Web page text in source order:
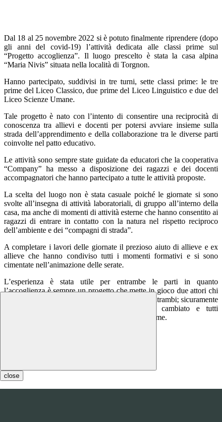
close
Dal 18 al 25 novembre 2022 si è potuto finalmente riprendere (dopo
gli anni del covid-19) l’attività dedicata alle classi prime sul
“Progetto accoglienza”. Il luogo prescelto è stata la casa alpina
“Maria Nivis” situata nella località di Torgnon.
Hanno partecipato, suddivisi in tre turni, sette classi prime: le tre
prime del Liceo Classico, due prime del Liceo Linguistico e due del
Liceo Scienze Umane.
Tale progetto è nato con l’intento di consentire una reciprocità di
conoscenza tra allievi e docenti per potersi avviare insieme sulla
strada dell’apprendimento e della collaborazione tra le diverse parti
coinvolte nel patto educativo.
Le attività sono sempre state guidate da educatori che la cooperativa
“Company” ha messo a disposizione dei ragazzi e dei docenti
accompagnatori che hanno partecipato a tutte le attività proposte.
La scelta del luogo non è stata casuale poiché le giornate si sono
svolte all’insegna di attività laboratoriali, di gruppo all’interno della
casa, ma anche di momenti di attività esterne che hanno consentito ai
ragazzi di entrare in contatto con la natura nel rispetto reciproco
dell’ambiente e dei “compagni di strada”.
A completare i lavori delle giornate il prezioso aiuto di allieve e ex
allieve che hanno condiviso tutti i momenti formativi e si sono
cimentate nell’animazione delle serate.
L’esperienza è stata utile per entrambe le parti in quanto
l’accoglienza è sempre un progetto che mette in gioco due attori chi
accoglie e chi viene accolto dando così voce a entrambi; sicuramente
qualcosa nelle dinamiche delle classi sarà cambiato e tutti
proveranno a fare tesoro dei giorni trascorsi insieme.